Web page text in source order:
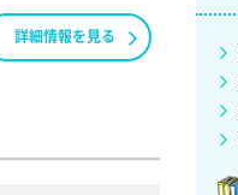
詳細情報を見る